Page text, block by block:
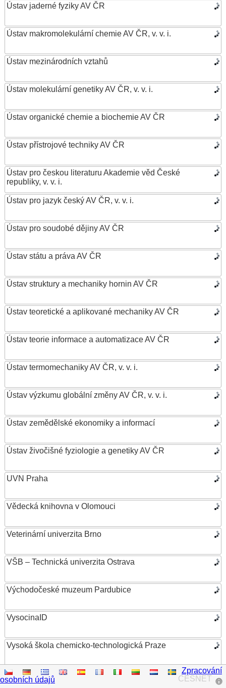
Ústav jaderné fyziky AV ČR
Ústav makromolekulární chemie AV ČR, v. v. i.
Ústav mezinárodních vztahů
Ústav molekulární genetiky AV ČR, v. v. i.
Ústav organické chemie a biochemie AV ČR
Ústav přístrojové techniky AV ČR
Ústav pro českou literaturu Akademie věd České
republiky, v. v. i.
Ústav pro jazyk český AV ČR, v. v. i.
Ústav pro soudobé dějiny AV ČR
Ústav státu a práva AV ČR
Ústav struktury a mechaniky hornin AV ČR
Ústav teoretické a aplikované mechaniky AV ČR
Ústav teorie informace a automatizace AV ČR
Ústav termomechaniky AV ČR, v. v. i.
Ústav výzkumu globální změny AV ČR, v. v. i.
Ústav zemědělské ekonomiky a informací
Ústav živočišné fyziologie a genetiky AV ČR
UVN Praha
Vědecká knihovna v Olomouci
Veterinární univerzita Brno
VŠB – Technická univerzita Ostrava
Východočeské muzeum Pardubice
VysocinaID
Vysoká škola chemicko-technologická Praze
Vysoká škola ekonomická v Praze
CESNET
Zpracování
osobních údajů